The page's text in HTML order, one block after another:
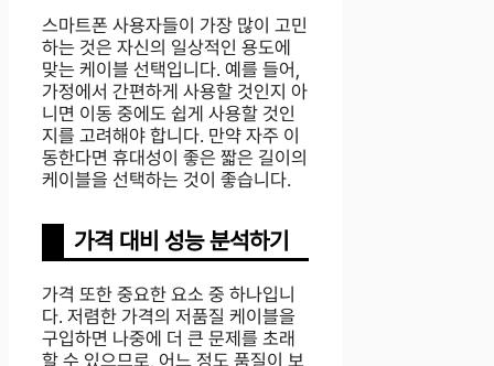
스마트폰 사용자들이 가장 많이 고민
하는 것은 자신의 일상적인 용도에
맞는 케이블 선택입니다. 예를 들어,
가정에서 간편하게 사용할 것인지 아
니면 이동 중에도 쉽게 사용할 것인
지를 고려해야 합니다. 만약 자주 이
동한다면 휴대성이 좋은 짧은 길이의
케이블을 선택하는 것이 좋습니다.
가격 대비 성능 분석하기
가격 또한 중요한 요소 중 하나입니
다. 저렴한 가격의 저품질 케이블을
구입하면 나중에 더 큰 문제를 초래
할 수 있으므로, 어느 정도 품질이 보